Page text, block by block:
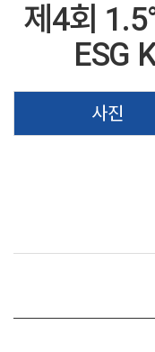
제4회
ESG
사진